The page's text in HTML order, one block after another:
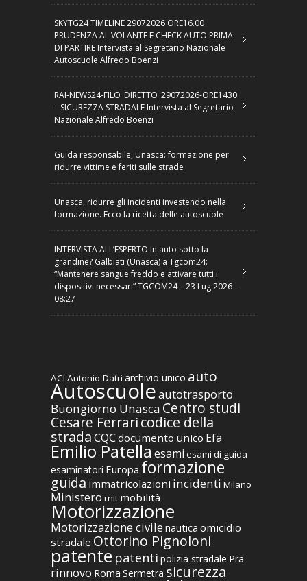
SKYTG24 TIMELINE 29072026 ORE16.00
PRUDENZA AL VOLANTE E CHECK AUTO PRIMA
DI PARTIRE Intervista al Segretario Nazionale
Autoscuole Alfredo Boenzi
RAI-NEWS24-FILO_DIRETTO_29072026-ORE1430
– SICUREZZA STRADALE Intervista al Segretario
Nazionale Alfredo Boenzi
Guida responsabile, Unasca: formazione per
ridurre vittime e feriti sulle strade
Unasca, ridurre gli incidenti investendo nella
formazione. Ecco la ricetta delle autoscuole
INTERVISTA ALL’ESPERTO In auto sotto la
grandine? Galbiati (Unasca) a Tgcom24:
“Mantenere sangue freddo e attivare tutti i
dispositivi necessari” TGCOM24 – 23 Lug 2026 –
08:27
ACI Antonio Datri archivio unico auto
Autoscuoleautotrasporto
Buongiorno Unasca Centro studi
Cesare Ferraricodice della
stradaCQCdocumento unico Efa
Emilio Patella esami esami di guida
esaminatori Europa formazione
guida immatricolazioni incidenti Milano
Ministero mit mobilità
Motorizzazione
Motorizzazione civile nautica omicidio
stradale Ottorino Pignoloni
patente patenti polizia stradale Pra
rinnovo Roma Sermetra sicurezza